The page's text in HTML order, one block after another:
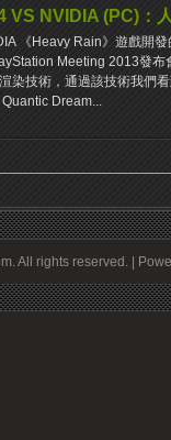
VS NVIDIA (PC)：
《Heavy Rain》遊戲開
Meeting 2013發布
染技術，通過該技術我們
Dream...
All rights reserved. |